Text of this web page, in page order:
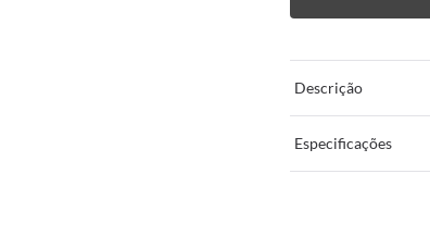
Descrição
Especificações